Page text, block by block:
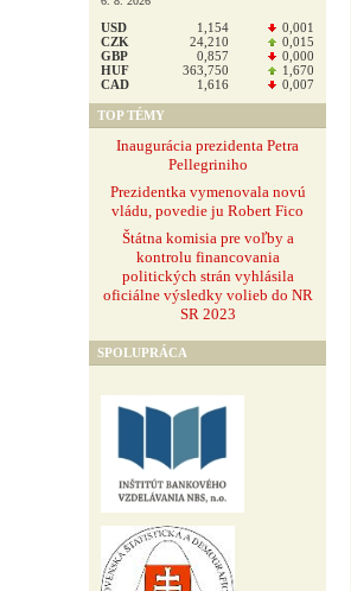
USD 1,154
0,001
CZK
24,210
0,015
GBP
0,857
0,000
HUF
363,750
1,670
CAD
1,616 0,007
TOP TÉMY
Inaugurácia prezidenta Petra
Pellegriniho
Prezidentka vymenovala novú
vládu, povedie ju Robert Fico
Štátna komisia pre voľby a
kontrolu financovania
politických strán vyhlásila
oficiálne výsledky volieb do NR
SR 2023
SPOLUPRÁCA